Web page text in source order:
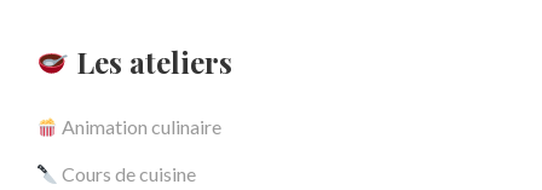
Les ateliers
Animation culinaire
Cours de cuisine